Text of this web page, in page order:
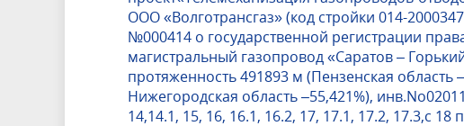
ООО «Волготрансгаз» (код стройки 014-
№000414 о государственной регистрации
магистральный газопровод «Саратов –
протяженность 491893 м (Пензенская область
Нижегородская область –55,421%),
14,14.1, 15, 16, 16.1, 16.2, 17, 17.1, 17.2, 17.3,с